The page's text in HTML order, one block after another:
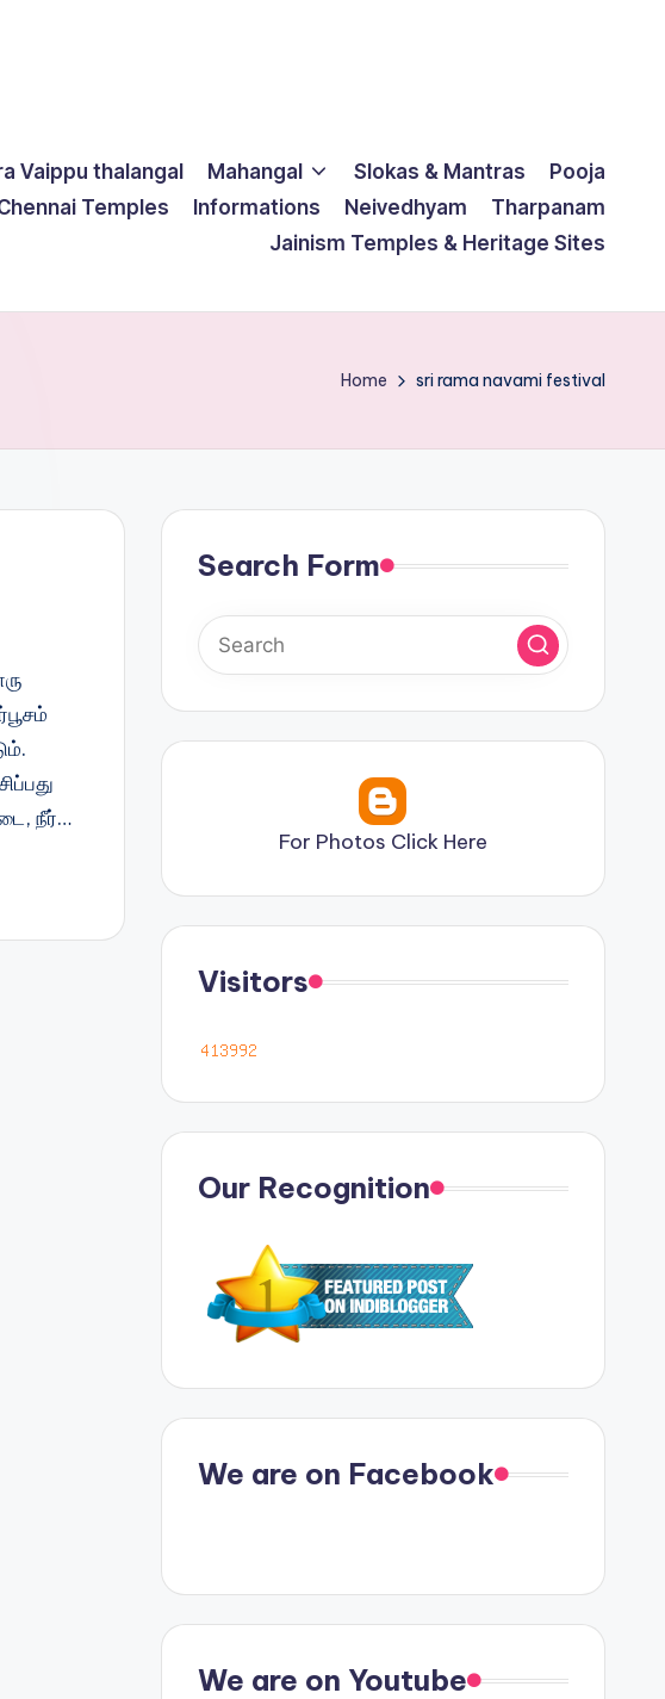
Vaippu thalangal Mahangal Slokas & Mantras
Pooja
Temples Informations Neivedhyam
Tharpanam
Jainism Temples & Heritage Sites
Home sri rama navami festival
நீர்…
Search Form
For Photos Click Here
Visitors
Our Recognition
We are on Facebook
We are on Youtube